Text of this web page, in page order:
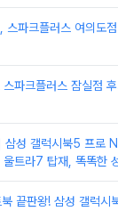
스파크플러스 여의도
스파크플러스 잠실점
삼성 갤럭시북5 프
트라7 탑재, 똑똑한
끝판왕! 삼성 갤럭